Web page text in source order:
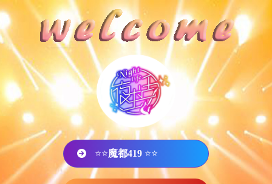
⭐⭐魔都419 ⭐⭐